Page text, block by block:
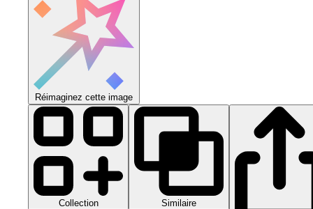
Réimaginez cette image
Collection Similaire